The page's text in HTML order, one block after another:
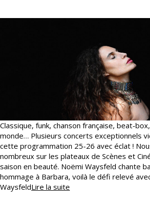
Classique, funk, chanson française, beat-
monde… Plusieurs concerts exceptionnels
cette programmation 25-26 avec éclat !
nombreux sur les plateaux de Scènes et
saison en beauté. Noëmi Waysfeld chante
hommage à Barbara, voilà le défi relevé
WaysfeldLire la suite